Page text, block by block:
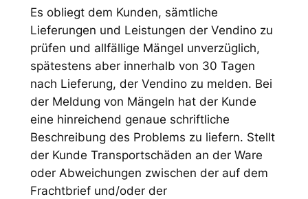
Es obliegt dem Kunden, sämtliche
Lieferungen und Leistungen der Vendino zu
prüfen und allfällige Mängel unverzüglich,
spätestens aber innerhalb von 30 Tagen
nach Lieferung, der Vendino zu melden. Bei
der Meldung von Mängeln hat der Kunde
eine hinreichend genaue schriftliche
Beschreibung des Problems zu liefern. Stellt
der Kunde Transportschäden an der Ware
oder Abweichungen zwischen der auf dem
Frachtbrief und/oder der